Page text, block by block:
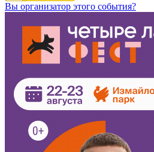
Вы организатор этого события?